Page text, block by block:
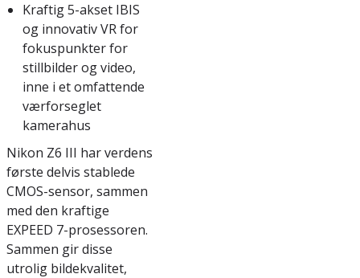
Kraftig 5-akset IBIS
og innovativ VR for
fokuspunkter for
stillbilder og video,
inne i et omfattende
værforseglet
kamerahus
Nikon Z6 III har verdens
første delvis stablede
CMOS-sensor, sammen
med den kraftige
EXPEED 7-prosessoren.
Sammen gir disse
utrolig bildekvalitet,